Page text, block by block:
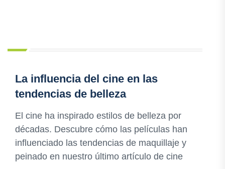
La influencia del cine en las
tendencias de belleza
El cine ha inspirado estilos de belleza por
décadas. Descubre cómo las películas han
influenciado las tendencias de maquillaje y
peinado en nuestro último artículo de cine